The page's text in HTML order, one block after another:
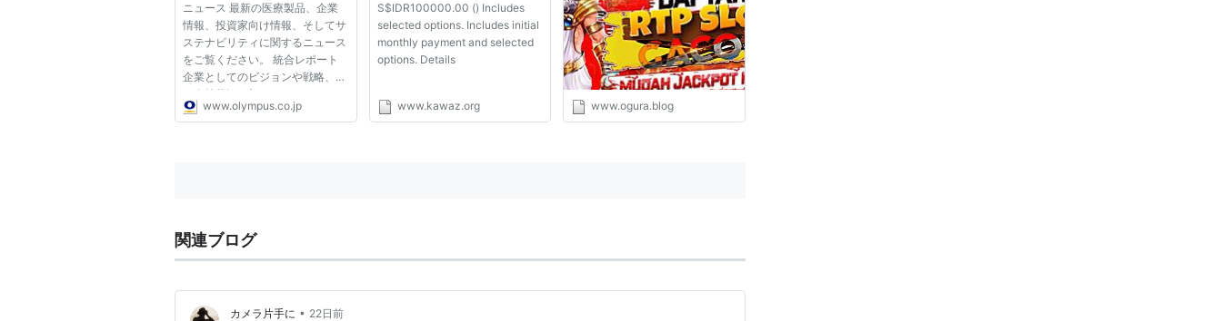
ニュース 最新の医療製品、企業
情報、投資家向け情報、そしてサ
ステナビリティに関するニュース
をご覧ください。 統合レポート
企業としてのビジョンや戦略、そ
の進捗状況に加え、ガバナンスの
取り組みについてわかりやすくま
www.olympus.co.jp
S$IDR100000.00 () Includes
selected options. Includes initial
monthly payment and selected
options. Details
www.kawaz.org www.ogura.blog
関連ブログ
カメラ片手に • 22日前